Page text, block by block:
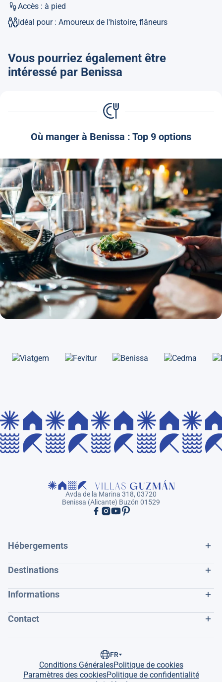
Accès : à pied
Idéal pour : Amoureux de l'histoire, flâneurs
Vous pourriez également être
intéressé par Benissa
Où manger à Benissa : Top 9 options
Avda de la Marina 318, 03720
Benissa (Alicante) Buzón 01529
Hébergements
Destinations
Informations
Contact
Conditions GénéralesPolitique de cookies
Paramètres des cookiesPolitique de confidentialité
FR